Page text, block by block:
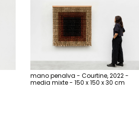
mano penalva - Courtine, 2022 -
media mixte - 150 x 150 x 30 cm